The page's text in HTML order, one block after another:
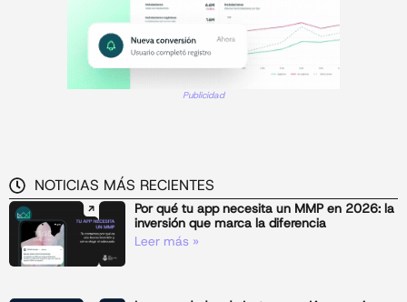
Publicidad
NOTICIAS MÁS RECIENTES
Por qué tu app necesita un MMP en 2026: la
inversión que marca la diferencia
Leer más »